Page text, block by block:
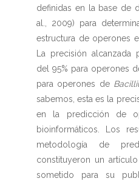
definidas en la base de
al., 2009) para
estructura de operones
La precisión
del 95% para operones
para operones de
sabemos, esta es la
en la predicción de
bioinformáticos. Los
metodología de
constituyeron un
sometido para su